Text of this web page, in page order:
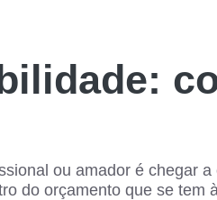
ou amador é chegar
do orçamento que se tem